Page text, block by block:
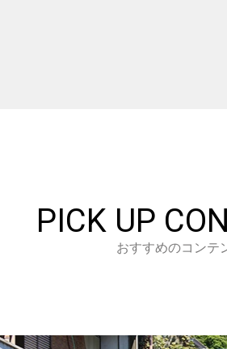
PICK UP
おすすめのコンテ